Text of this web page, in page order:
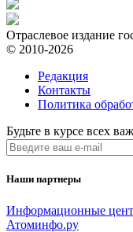
Отраслевое издание
© 2010-2026
Редакция
Контакты
Политика
Будьте в курсе всех
Наши партнеры
Информационные
Атоминфо.ру